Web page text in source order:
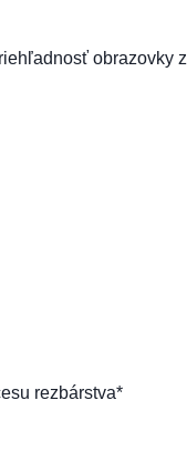
obrazovky
rezbárstva*